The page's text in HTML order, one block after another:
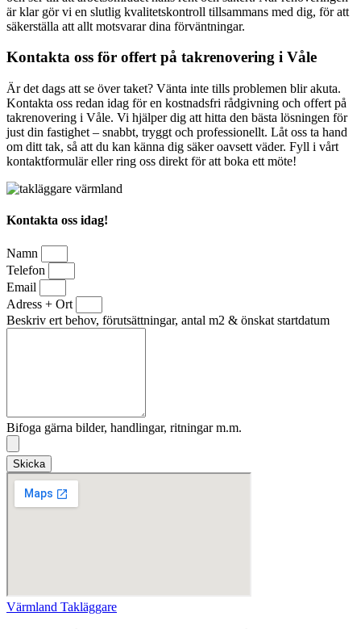
är klar gör vi en slutlig kvalitetskontroll tillsammans med dig, för att
säkerställa att allt motsvarar dina förväntningar.
Kontakta oss för offert på takrenovering i Våle
Är det dags att se över taket? Vänta inte tills problemen blir akuta.
Kontakta oss redan idag för en kostnadsfri rådgivning och offert på
takrenovering i Våle. Vi hjälper dig att hitta den bästa lösningen för
just din fastighet – snabbt, tryggt och professionellt. Låt oss ta hand
om ditt tak, så att du kan känna dig säker oavsett väder. Fyll i vårt
kontaktformulär eller ring oss direkt för att boka ett möte!
Kontakta oss idag!
Namn
Telefon
Email
Adress + Ort
Beskriv ert behov, förutsättningar, antal m2 & önskat startdatum
Bifoga gärna bilder, handlingar, ritningar m.m.
Skicka
Värmland Takläggare